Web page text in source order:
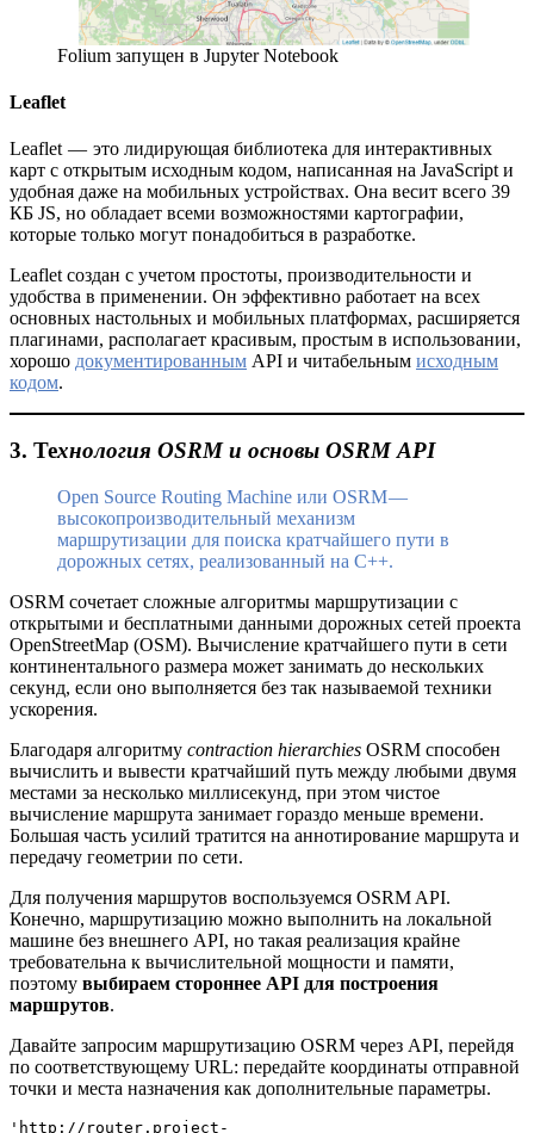
Folium запущен в Jupyter Notebook
Leaflet
Leaflet — это лидирующая библиотека для интерактивных
карт с открытым исходным кодом, написанная на JavaScript и
удобная даже на мобильных устройствах. Она весит всего 39
КБ JS, но обладает всеми возможностями картографии,
которые только могут понадобиться в разработке.
Leaflet создан с учетом простоты, производительности и
удобства в применении. Он эффективно работает на всех
основных настольных и мобильных платформах, расширяется
плагинами, располагает красивым, простым в использовании,
хорошо документированным API и читабельным исходным
кодом.
3. Технология OSRM и основы OSRM API
Open Source Routing Machine или OSRM —
высокопроизводительный механизм
маршрутизации для поиска кратчайшего пути в
дорожных сетях, реализованный на C++.
OSRM сочетает сложные алгоритмы маршрутизации с
открытыми и бесплатными данными дорожных сетей проекта
OpenStreetMap (OSM). Вычисление кратчайшего пути в сети
континентального размера может занимать до нескольких
секунд, если оно выполняется без так называемой техники
ускорения.
Благодаря алгоритму contraction hierarchies OSRM способен
вычислить и вывести кратчайший путь между любыми двумя
местами за несколько миллисекунд, при этом чистое
вычисление маршрута занимает гораздо меньше времени.
Большая часть усилий тратится на аннотирование маршрута и
передачу геометрии по сети.
Для получения маршрутов воспользуемся OSRM API.
Конечно, маршрутизацию можно выполнить на локальной
машине без внешнего API, но такая реализация крайне
требовательна к вычислительной мощности и памяти,
поэтому выбираем стороннее API для построения
маршрутов.
Давайте запросим маршрутизацию OSRM через API, перейдя
по соответствующему URL: передайте координаты отправной
точки и места назначения как дополнительные параметры.
'http://router.project-